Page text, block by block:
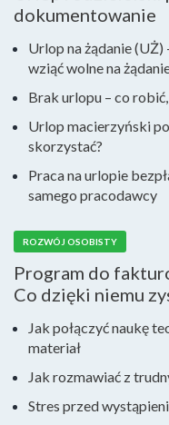
dokumentowanie
Urlop na żądanie (UŻ)
wziąć wolne na
Brak urlopu – co
Urlop macierzyński
skorzystać?
Praca na urlopie
samego pracodawcy
ROZWÓJ OSOBISTY
Program do
Co dzięki niemu
Jak połączyć naukę
materiał
Jak rozmawiać z
Stres przed